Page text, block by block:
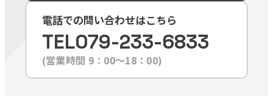
電話での問い合わせはこちら
TEL079-233-6833
(営業時間 9：00〜18：00)